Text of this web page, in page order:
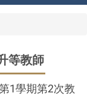
等教師
1學期第2次教